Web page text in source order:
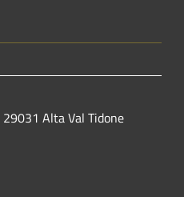
Alta Val Tidone